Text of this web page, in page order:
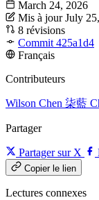
March 24, 2026
Mis à jour July
8 révisions
Commit 425a1d4
Français
Contributeurs
Wilson Chen 柒藍
Partager
Partager sur X
Copier le lien
Lectures connexes